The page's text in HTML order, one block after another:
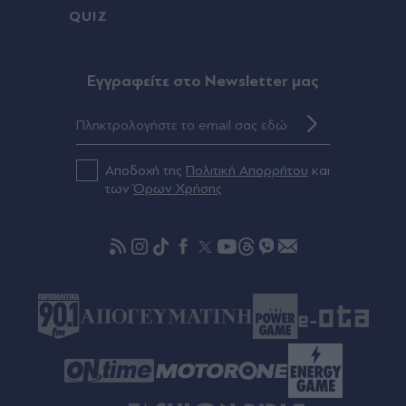
στους δρόμους γύρω από το λιμάνι του Πειραιά
- Πού αλλού υπάρχουν προβλήματα
Πριν 38 λεπτά
Διακοπές νερού σε Ηλιούπολη και Καλλιθέα τη
Δευτέρα 10 Αυγούστου
Το Ιράν σκληραίνει τη στάση του για το Ορμούζ:
"όλους τους όρους" - "Είναι σαν παρτίδα
σκακιού", λέει ο Τραμπ
QUIZ
Eγγραφείτε στο Newsletter μας
Αποδοχή της Πολιτική Απορρήτου και
τωνΌρων Χρήσης